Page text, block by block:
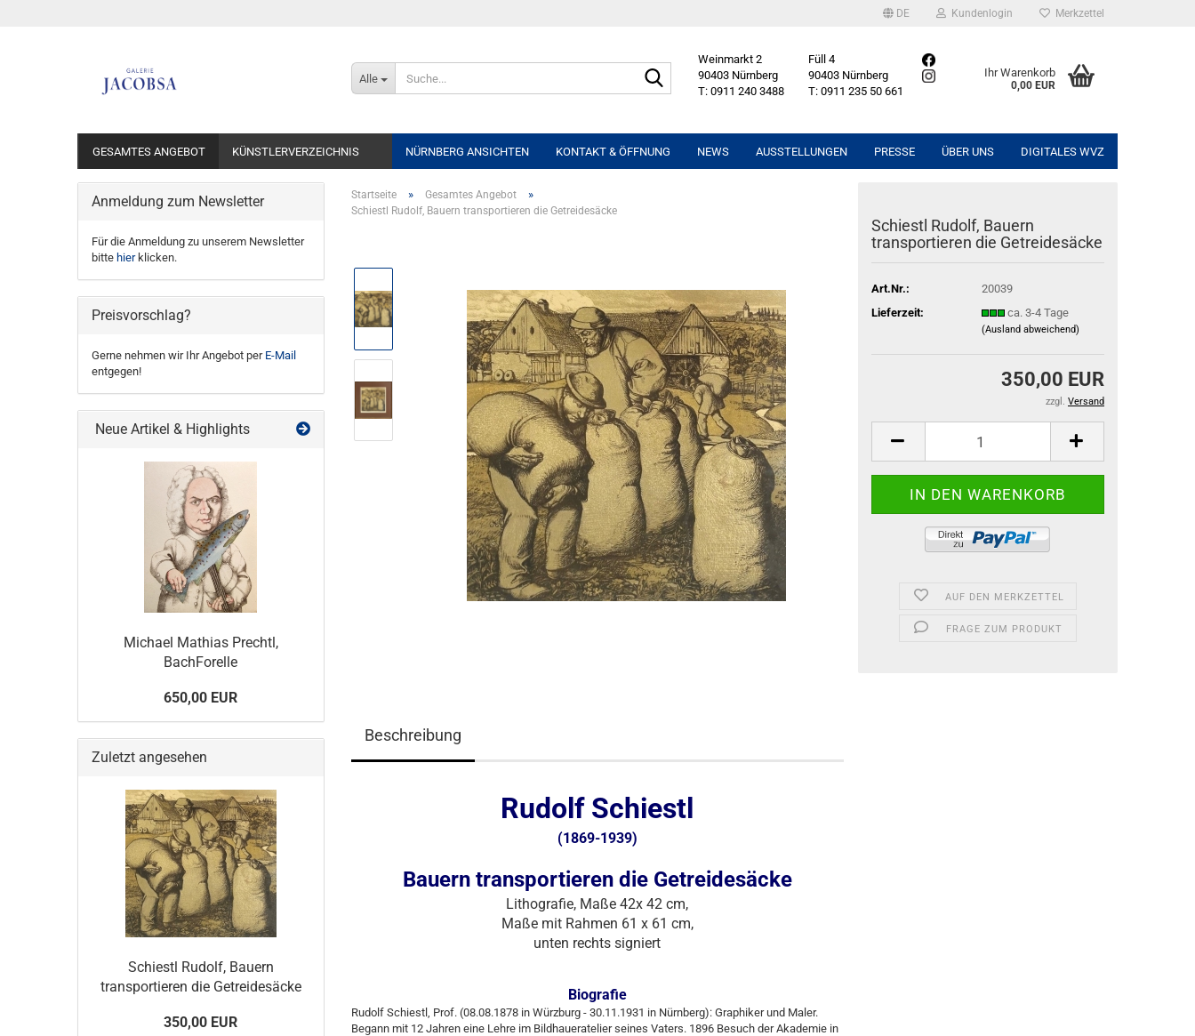
DE Kundenlogin Merkzettel
Alle
Suche...
Weinmarkt 2
Füll 4
90403 Nürnberg
90403 Nürnberg
T: 0911 240 3488
T: 0911 235 50 661
Ihr Warenkorb
0,00 EUR
GESAMTES ANGEBOT KÜNSTLERVERZEICHNIS NÜRNBERG ANSICHTEN KONTAKT & ÖFFNUNG NEWS AUSSTELLUNGEN PRESSE ÜBER UNS DIGITALES WVZ
Startseite » Gesamtes Angebot »
Schiestl Rudolf, Bauern transportieren die Getreidesäcke
Schiestl Rudolf, Bauern
transportieren die Getreidesäcke
Art.Nr.:
20039
Lieferzeit:
ca. 3-4 Tage
(Ausland abweichend)
350,00 EUR
zzgl. Versand
AUF DEN MERKZETTEL
FRAGE ZUM PRODUKT
Beschreibung
Rudolf Schiestl
(1869-1939)
Bauern transportieren die Getreidesäcke
Lithografie, Maße 42x 42 cm,
Maße mit Rahmen 61 x 61 cm,
unten rechts signiert
Biografie
Rudolf Schiestl, Prof. (08.08.1878 in Würzburg - 30.11.1931 in Nürnberg): Graphiker und Maler.
Begann mit 12 Jahren eine Lehre im Bildhaueratelier seines Vaters. 1896 Besuch der Akademie in
Anmeldung zum Newsletter
Für die Anmeldung zu unserem Newsletter
bitte hierklicken.
Preisvorschlag?
Gerne nehmen wir Ihr Angebot per E-Mail
entgegen!
Neue Artikel & Highlights
Michael Mathias Prechtl,
BachForelle
650,00 EUR
Zuletzt angesehen
Schiestl Rudolf, Bauern
transportieren die Getreidesäcke
350,00 EUR